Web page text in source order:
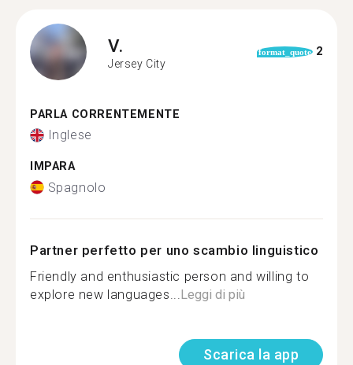
V.
Jersey City
format_quote 2
PARLA CORRENTEMENTE
Inglese
IMPARA
Spagnolo
Partner perfetto per uno scambio linguistico
Friendly and enthusiastic person and willing to
explore new languages... Leggi di più
Scarica la app